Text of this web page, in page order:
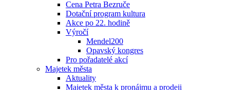
Cena Petra Bezruče
Dotační program kultura
Akce po 22. hodině
Výročí
Mendel200
Opavský kongres
Pro pořadatelé akcí
Majetek města
Aktuality
Majetek města k pronájmu a prodeji